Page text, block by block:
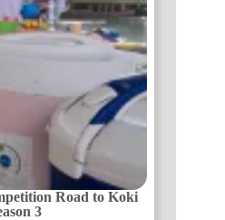
Road to Koki
3